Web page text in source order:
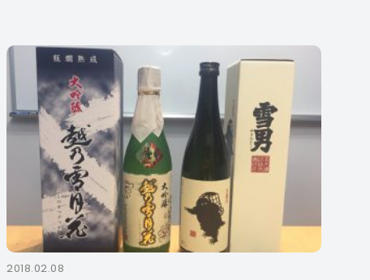
2018.02.08